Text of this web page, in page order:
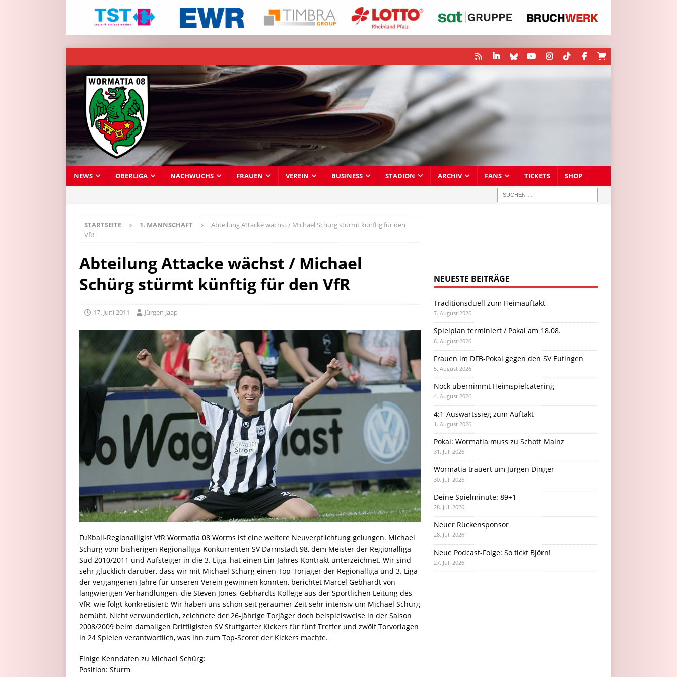
NEWS OBERLIGA NACHWUCHS FRAUEN VEREIN BUSINESS STADION ARCHIV FANS TICKETS SHOP
STARTSEITE 1. MANNSCHAFT
Abteilung Attacke wächst / Michael Schürg stürmt künftig für den
VfR
Abteilung Attacke wächst / Michael
Schürg stürmt künftig für den VfR
17. Juni 2011 Jürgen Jaap
Fußball-Regionalligist VfR Wormatia 08 Worms ist eine weitere Neuverpflichtung gelungen. Michael
Schürg vom bisherigen Regionalliga-Konkurrenten SV Darmstadt 98, dem Meister der Regionalliga
Süd 2010/2011 und Aufsteiger in die 3. Liga, hat einen Ein-Jahres-Kontrakt unterzeichnet. Wir sind
sehr glücklich darüber, dass wir mit Michael Schürg einen Top-Torjäger der Regionalliga und 3. Liga
der vergangenen Jahre für unseren Verein gewinnen konnten, berichtet Marcel Gebhardt von
langwierigen Verhandlungen, die Steven Jones, Gebhardts Kollege aus der Sportlichen Leitung des
VfR, wie folgt konkretisiert: Wir haben uns schon seit geraumer Zeit sehr intensiv um Michael Schürg
bemüht. Nicht verwunderlich, zeichnete der 26-jährige Torjäger doch beispielsweise in der Saison
2008/2009 beim damaligen Drittligisten SV Stuttgarter Kickers für fünf Treffer und zwölf Torvorlagen
in 24 Spielen verantwortlich, was ihn zum Top-Scorer der Kickers machte.
Einige Kenndaten zu Michael Schürg:
Position: Sturm
NEUESTE BEITRÄGE
Traditionsduell zum Heimauftakt
7. August 2026
Spielplan terminiert / Pokal am 18.08.
6. August 2026
Frauen im DFB-Pokal gegen den SV Eutingen
5. August 2026
Nock übernimmt Heimspielcatering
4. August 2026
4:1-Auswärtssieg zum Auftakt
1. August 2026
Pokal: Wormatia muss zu Schott Mainz
31. Juli 2026
Wormatia trauert um Jürgen Dinger
30. Juli 2026
Deine Spielminute: 89+1
28. Juli 2026
Neuer Rückensponsor
28. Juli 2026
Neue Podcast-Folge: So tickt Björn!
27. Juli 2026